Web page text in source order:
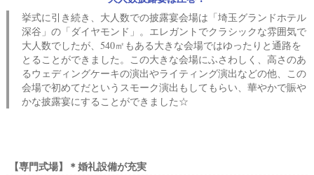
挙式に引き続き、大人数での披露宴会場は「埼玉グランドホテル
深谷」の「ダイヤモンド」。エレガントでクラシックな雰囲気で
大人数でしたが、540㎡もある大きな会場ではゆったりと通路を
とることができました。この大きな会場にふさわしく、高さのあ
るウェディングケーキの演出やライティング演出などの他、この
会場で初めてだというスモーク演出もしてもらい、華やかで賑や
かな披露宴にすることができました☆
【専門式場】＊婚礼設備が充実